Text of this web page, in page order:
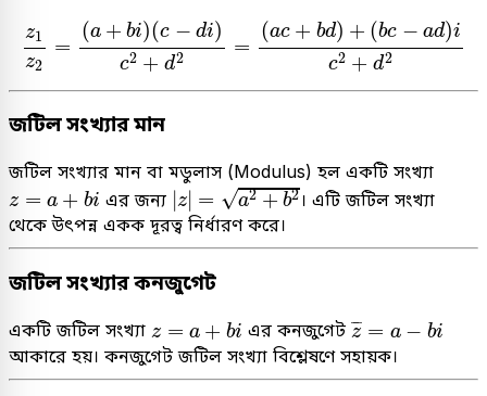
z1
z2
=
(a + bi)(c − di)
c2 + d2 =
(ac + bd) + (bc − ad)i
c2 + d2
(a+ b i)(c− c2 =(a c +bd + (bc ad)ic
জটিল সংখ্যার মান
জটিল সংখ্যার মান বা মডুলাস (Modulus) হল একটি সংখ্যা
z = a + bi
z + b এর জন্য |z| = √a2 + b2
| z| = a 2+b2
। এটি জটিল সংখ্যা
থেকে উৎপন্ন একক দূরত্ব নির্ধারণ করে।
জটিল সংখ্যার কনজুগেট
একটি জটিল সংখ্যা z = a + bi
z + b এর কনজুগেট ¯¯
z = a − bi
z¯ i
আকারে হয়। কনজুগেট জটিল সংখ্যা বিশ্লেষণে সহায়ক।